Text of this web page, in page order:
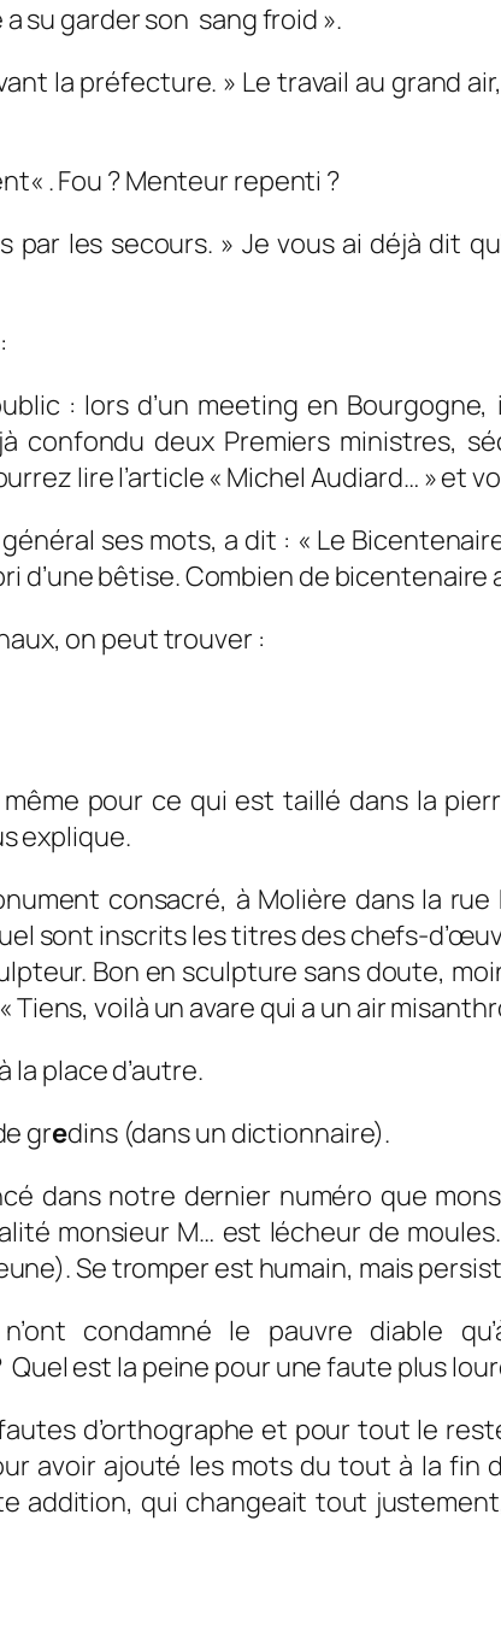
su garder son sang froid ».
la préfecture. » Le travail au grand
« . Fou ? Menteur repenti ?
par les secours. » Je vous ai déjà dit
: lors d’un meeting en
confondu deux Premiers ministres,
lire l’article « Michel Audiard… » et
ses mots, a dit : « Le
d’une bêtise. Combien de
on peut trouver :
pour ce qui est taillé dans la
explique.
consacré, à Molière dans la
sont inscrits les titres des chefs-
Bon en sculpture sans doute,
« Tiens, voilà un avare qui a un air
place d’autre.
gredins (dans un dictionnaire).
dans notre dernier numéro que
monsieur M… est lécheur de moules
Se tromper est humain, mais
condamné le pauvre diable
est la peine pour une faute plus
d’orthographe et pour tout le
avoir ajouté les mots du tout à la fin
addition, qui changeait tout